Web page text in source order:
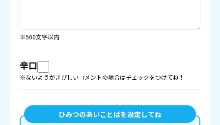
※500文字以内
辛口
※ないようがきびしいコメントの場合はチェックをつけてね！
ひみつのあいことばを設定してね